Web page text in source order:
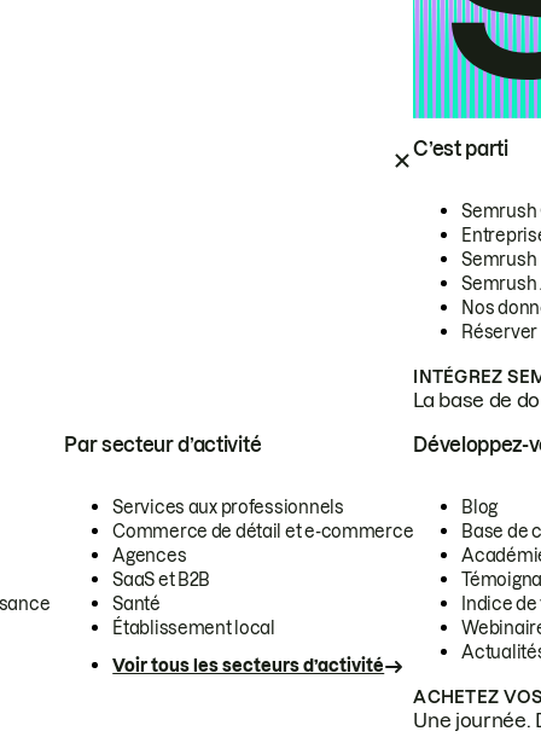
C’est parti
Semrush
Semrush
Semrush
Nos
INTÉGREZ
La base de
Par secteur d’activité
Services aux professionnels
Commerce de détail et e-commerce
Agences
SaaS et B2B
Santé
Établissement local
Voir tous les secteurs d’activité
Développez-
Blog
Base de
Indice
ACHETEZ
Une journée.